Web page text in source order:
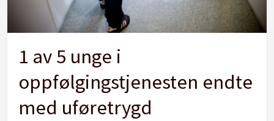
1 av 5 unge i
oppfølgingstjenesten endte
med uføretrygd